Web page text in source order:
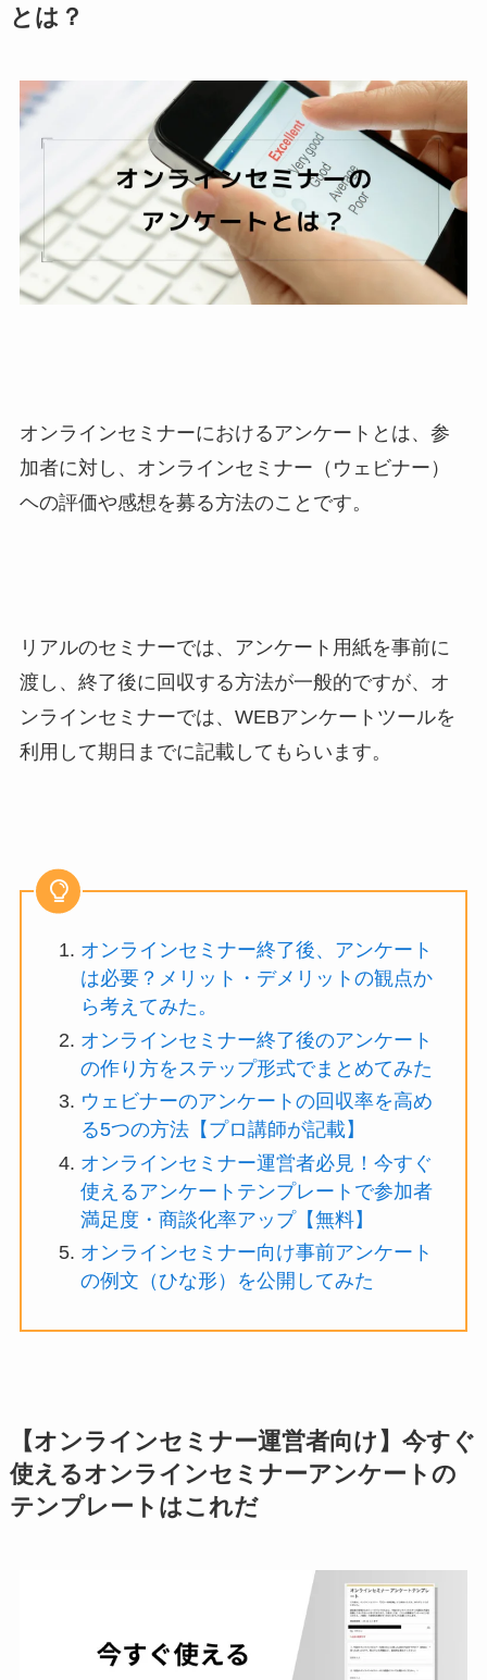
とは？
オンラインセミナーにおけるアンケートとは、参
加者に対し、オンラインセミナー（ウェビナー）
ヘの評価や感想を募る方法のことです。
リアルのセミナーでは、アンケート用紙を事前に
渡し、終了後に回収する方法が一般的ですが、オ
ンラインセミナーでは、WEBアンケートツールを
利用して期日までに記載してもらいます。
オンラインセミナー終了後、アンケート
は必要？メリット・デメリットの観点か
ら考えてみた。
オンラインセミナー終了後のアンケート
の作り方をステップ形式でまとめてみた
ウェビナーのアンケートの回収率を高め
る5つの方法【プロ講師が記載】
オンラインセミナー運営者必見！今すぐ
使えるアンケートテンプレートで参加者
満足度・商談化率アップ【無料】
オンラインセミナー向け事前アンケート
の例文（ひな形）を公開してみた
【オンラインセミナー運営者向け】今すぐ
使えるオンラインセミナーアンケートの
テンプレートはこれだ